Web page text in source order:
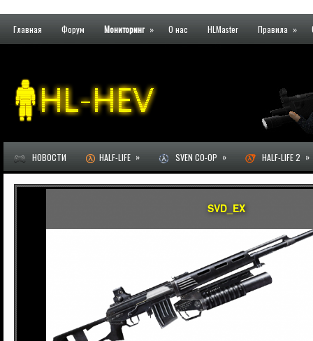
Главная Форум Мониторинг » О нас HLMaster Правила »
НОВОСТИ HALF-LIFE » SVEN CO-OP » HALF-LIFE 2 »
SVD_EX